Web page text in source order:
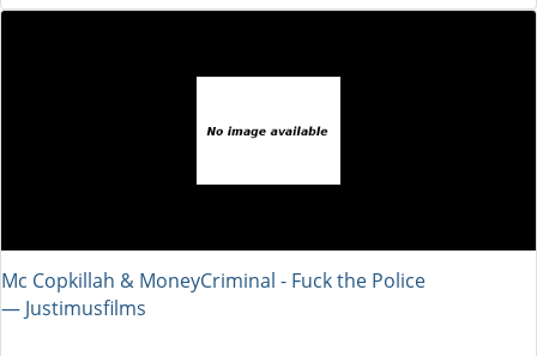
Mc Copkillah & MoneyCriminal - Fuck the Police
― Justimusfilms